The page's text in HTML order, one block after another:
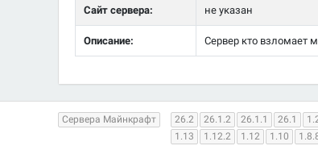
Сайт сервера: не указан
Описание: Сервер кто взломает
Сервера Майнкрафт 26.2 26.1.2 26.1.1 26.1
1.13
1.12.2 1.12 1.10